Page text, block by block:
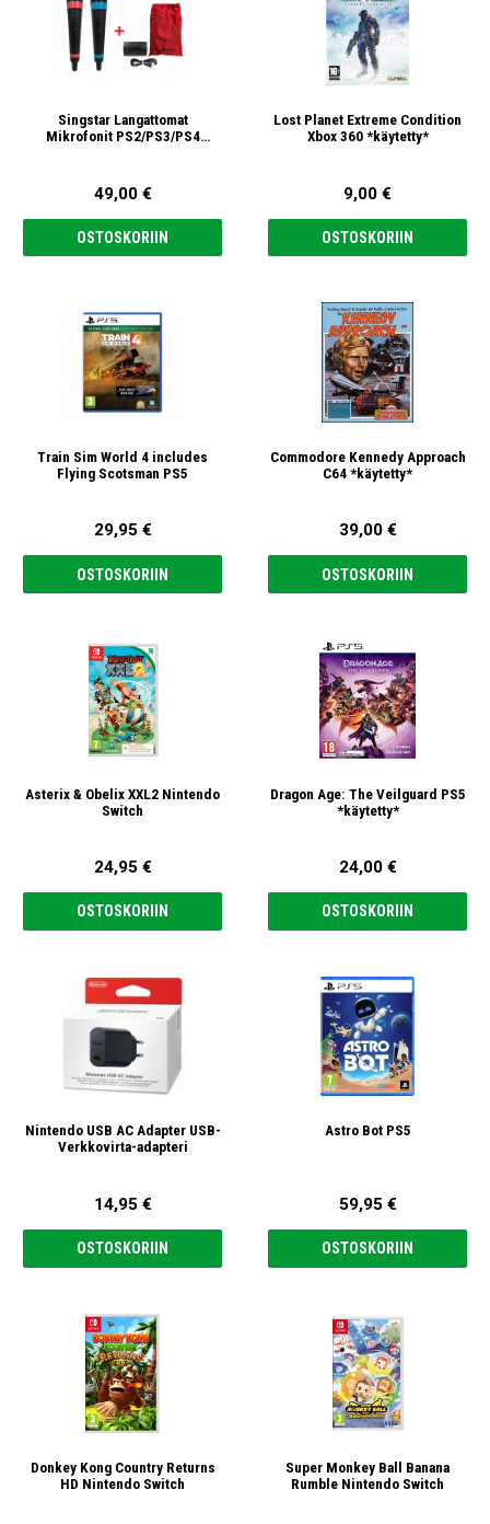
Singstar Langattomat
Mikrofonit PS2/PS3/PS4
49,00 €
OSTOSKORIIN
Lost Planet Extreme Condition
Xbox 360 *käytetty*
9,00 €
OSTOSKORIIN
Train Sim World 4 includes
Flying Scotsman PS5
29,95 €
OSTOSKORIIN
Commodore Kennedy Approach
C64 *käytetty*
39,00 €
OSTOSKORIIN
Asterix & Obelix XXL2 Nintendo
Switch
24,95 €
OSTOSKORIIN
Dragon Age: The Veilguard PS5
*käytetty*
24,00 €
OSTOSKORIIN
Nintendo USB AC Adapter USB-
Verkkovirta-adapteri
14,95 €
OSTOSKORIIN
Astro Bot PS5
59,95 €
OSTOSKORIIN
Donkey Kong Country Returns
HD Nintendo Switch
Super Monkey Ball Banana
Rumble Nintendo Switch